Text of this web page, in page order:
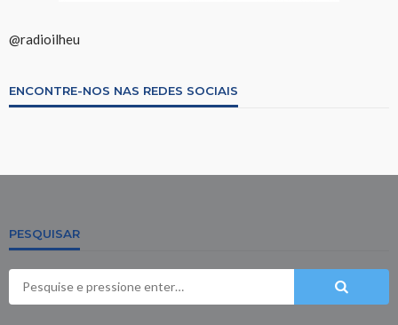
@radioilheu
ENCONTRE-NOS NAS REDES SOCIAIS
PESQUISAR